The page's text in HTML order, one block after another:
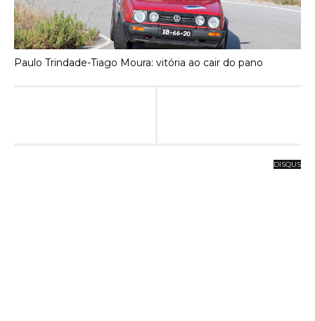
Paulo Trindade-Tiago Moura: vitória ao cair do pano
DISQUS